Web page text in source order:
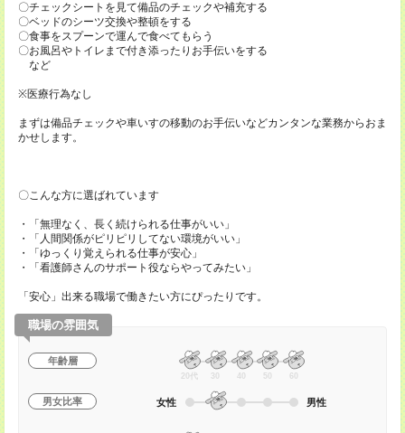
〇チェックシートを見て備品のチェックや補充する
〇ベッドのシーツ交換や整頓をする
〇食事をスプーンで運んで食べてもらう
〇お風呂やトイレまで付き添ったりお手伝いをする
など
※医療行為なし
まずは備品チェックや車いすの移動のお手伝いなどカンタンな業務からおま
かせします。
〇こんな方に選ばれています
・「無理なく、長く続けられる仕事がいい」
・「人間関係がピリピリしてない環境がいい」
・「ゆっくり覚えられる仕事が安心」
・「看護師さんのサポート役ならやってみたい」
「安心」出来る職場で働きたい方にぴったりです。
職場の雰囲気
年齢層
20代 30 40 50 60
男女比率 女性 男性